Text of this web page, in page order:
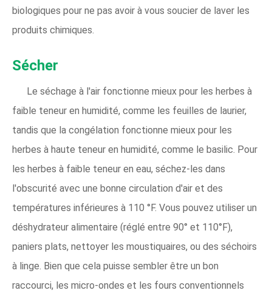
biologiques pour ne pas avoir à vous soucier de laver les
produits chimiques.
Sécher
Le séchage à l'air fonctionne mieux pour les herbes à
faible teneur en humidité, comme les feuilles de laurier,
tandis que la congélation fonctionne mieux pour les
herbes à haute teneur en humidité, comme le basilic. Pour
les herbes à faible teneur en eau, séchez-les dans
l'obscurité avec une bonne circulation d'air et des
températures inférieures à 110 °F. Vous pouvez utiliser un
déshydrateur alimentaire (réglé entre 90° et 110°F),
paniers plats, nettoyer les moustiquaires, ou des séchoirs
à linge. Bien que cela puisse sembler être un bon
raccourci, les micro-ondes et les fours conventionnels